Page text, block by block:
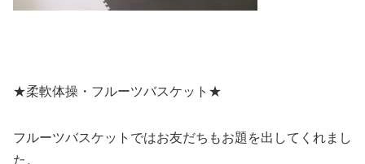
★柔軟体操・フルーツバスケット★
フルーツバスケットではお友だちもお題を出してくれまし
た。